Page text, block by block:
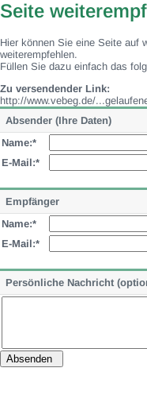
Seite
Hier können Sie eine Seite auf
weiterempfehlen.
Füllen Sie dazu einfach das
Zu versendender Link:
http://www.vebeg.de/
Absender (Ihre Daten)
Name:*
E-Mail:*
Empfänger
Name:*
E-Mail:*
Persönliche Nachricht